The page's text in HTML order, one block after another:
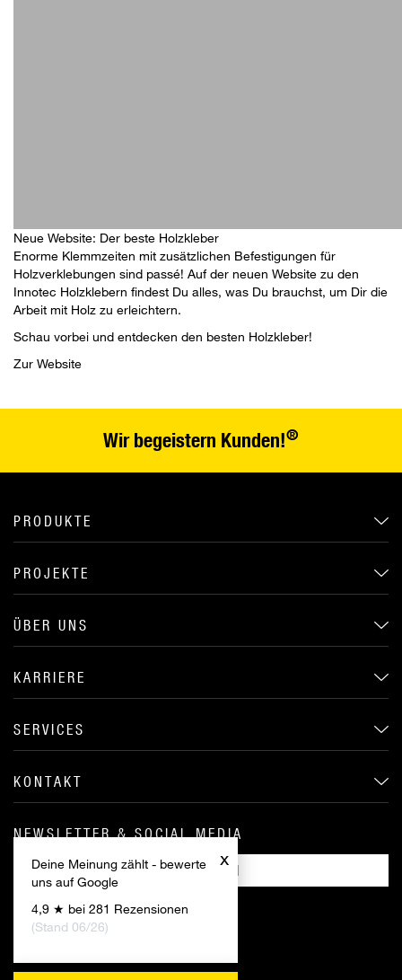
x
Deine Meinung zählt - bewerte
uns auf Google
4,9 ★ bei 281 Rezensionen
(Stand 06/26)
Neue Website: Der beste Holzkleber
Enorme Klemmzeiten mit zusätzlichen Befestigungen für
Holzverklebungen sind passé! Auf der neuen Website zu den
Innotec Holzklebern findest Du alles, was Du brauchst, um Dir die
Arbeit mit Holz zu erleichtern.
Schau vorbei und entdecken den besten Holzkleber!
Zur Website
Wir begeistern Kunden!®
PRODUKTE
PROJEKTE
ÜBER UNS
KARRIERE
SERVICES
KONTAKT
NEWSLETTER & SOCIAL MEDIA
ANMELDEN